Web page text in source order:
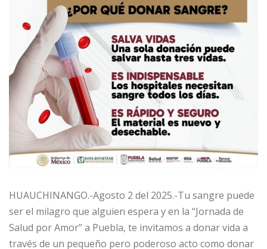
HUAUCHINANGO.-Agosto 2 del 2025.-Tu sangre puede
ser el milagro que alguien espera y en la “Jornada de
Salud por Amor” a Puebla, te invitamos a donar vida a
través de un pequeño pero poderoso acto como donar